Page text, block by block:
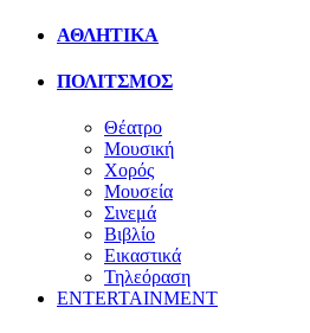
ΑΘΛΗΤΙΚΑ
ΠΟΛΙΤΣΜΟΣ
Θέατρο
Μουσική
Χορός
Μουσεία
Σινεμά
Βιβλίο
Εικαστικά
Τηλεόραση
ENTERTAINMENT